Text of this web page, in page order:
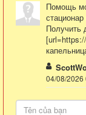
Помощь
Получить
04/08/2026